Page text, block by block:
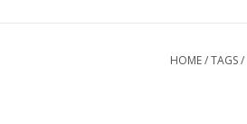
HOME/TAGS/